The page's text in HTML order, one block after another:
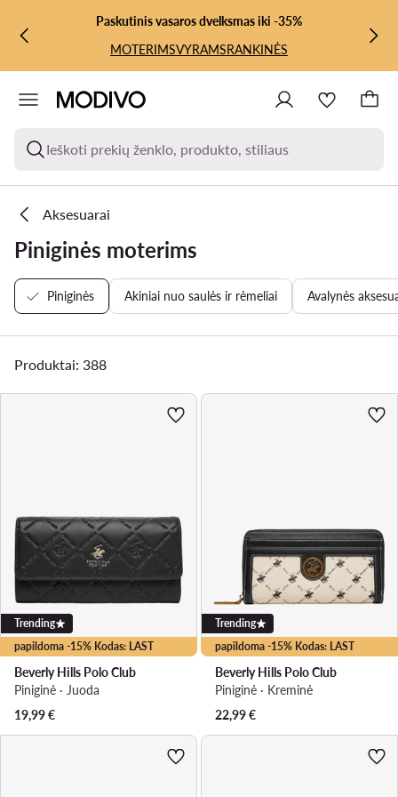
PEREITI PRIE PAGRINDINIO TURINIO
PEREITI Į PAIEŠKĄPaskutinis vasaros dvelksmas iki -35%
MOTERIMSVYRAMSRANKINĖS
Ieškoti prekių ženklo, produkto, stiliaus
Aksesuarai
Piniginės moterims
Piniginės Akiniai nuo saulės ir rėmeliai Avalynės
Produktai: 388
papildoma -15% Kodas: LAST
Trending
Beverly Hills Polo Club
Piniginė · Juoda
19,99€
papildoma -15% Kodas: LAST
Trending
Beverly Hills Polo Club
Piniginė · Kreminė
22,99€